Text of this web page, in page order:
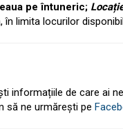
pe întuneric;
în limita locurilor
informațiile de care ai
să ne urmărești pe